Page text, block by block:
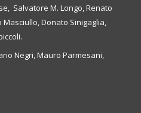
Salvatore M. Longo, Renato
Donato Sinigaglia,
Negri, Mauro Parmesani,